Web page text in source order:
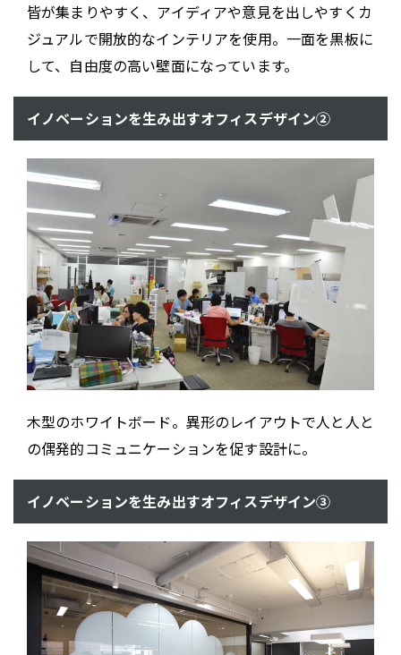
皆が集まりやすく、アイディアや意見を出しやすくカ
ジュアルで開放的なインテリアを使用。一面を黒板に
して、自由度の高い壁面になっています。
イノベーションを生み出すオフィスデザイン②
木型のホワイトボード。異形のレイアウトで人と人と
の偶発的コミュニケーションを促す設計に。
イノベーションを生み出すオフィスデザイン③